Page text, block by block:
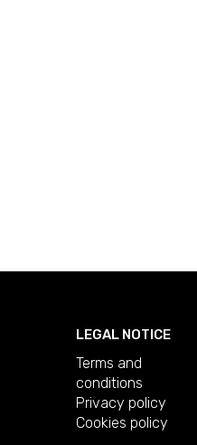
LEGAL NOTICE
Terms and
conditions
Privacy policy
Cookies policy